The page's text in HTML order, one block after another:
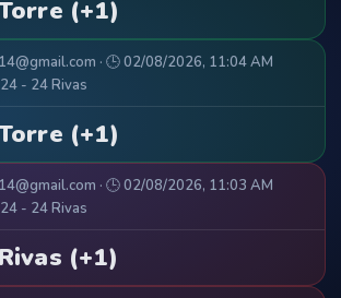
(+1)
· 🕒 02/08/2026, 11:04 AM
- 24 Rivas
(+1)
· 🕒 02/08/2026, 11:03 AM
- 24 Rivas
(+1)